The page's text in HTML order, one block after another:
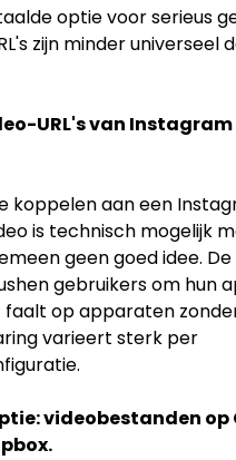
optie voor serieus
zijn minder universeel
URL's van Instagram
koppelen aan een
is technisch mogelijk
geen goed idee. De
gebruikers om hun
faalt op apparaten
varieert sterk per
videobestanden op